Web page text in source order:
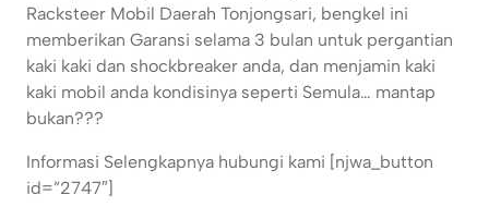
Racksteer Mobil Daerah Tonjongsari, bengkel ini
memberikan Garansi selama 3 bulan untuk pergantian
kaki kaki dan shockbreaker anda, dan menjamin kaki
kaki mobil anda kondisinya seperti Semula… mantap
bukan???
Informasi Selengkapnya hubungi kami [njwa_button
id=”2747″]